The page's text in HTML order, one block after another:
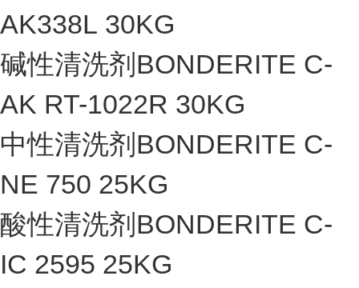
AK338L 30KG
碱性清洗剂BONDERITE C-
AK RT-1022R 30KG
中性清洗剂BONDERITE C-
NE 750 25KG
酸性清洗剂BONDERITE C-
IC 2595 25KG